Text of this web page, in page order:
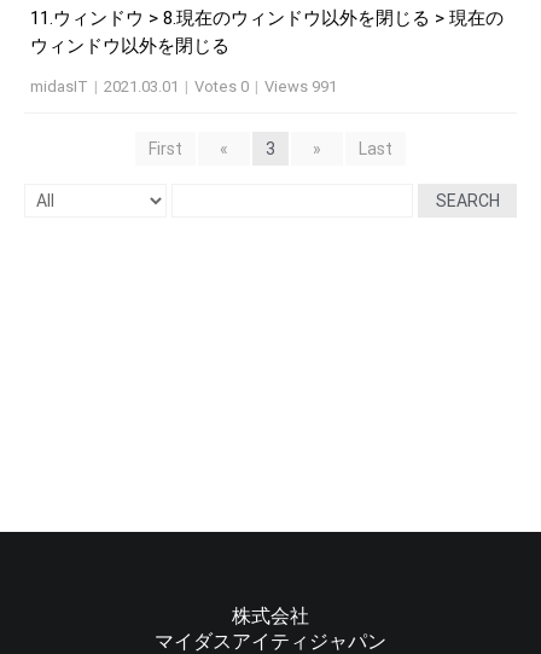
11.ウィンドウ > 8.現在のウィンドウ以外を閉じる > 現在の
ウィンドウ以外を閉じる
midasIT | 2021.03.01 | Votes 0 | Views 991
First « 3 » Last
SEARCH
株式会社
マイダスアイティジャパン